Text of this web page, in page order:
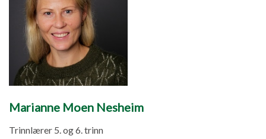
Marianne Moen Nesheim
Trinnlærer 5. og 6. trinn